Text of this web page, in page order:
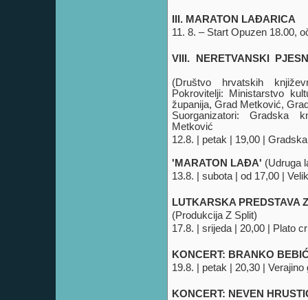
III. MARATON LAĐARICA
11. 8. – Start Opuzen 18.00,
VIII. NERETVANSKI
(Društvo hrvatskih
Pokrovitelji: Ministarstvo
županija, Grad Metković,
Suorganizatori: Gradska
Metković
12.8. | petak | 19,00 |
'MARATON LAĐA' (Udruga
13.8. | subota | od 17,00 |
LUTKARSKA PREDSTAVA
(Produkcija Z Split)
17.8. | srijeda | 20,00 | Plato
KONCERT: BRANKO
19.8. | petak | 20,30 | Verajino
KONCERT: NEVEN